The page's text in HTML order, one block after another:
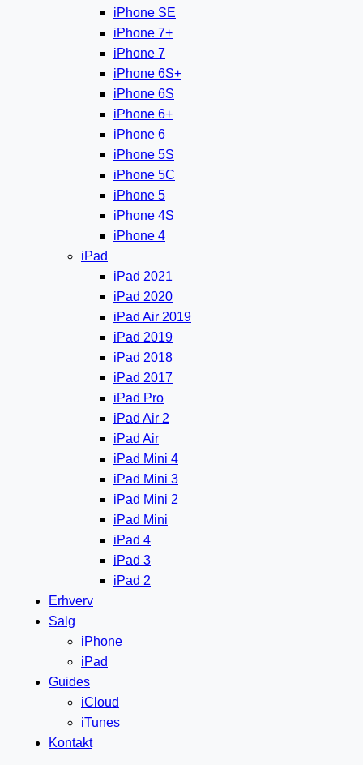
iPhone SE
iPhone 7+
iPhone 7
iPhone 6S+
iPhone 6S
iPhone 6+
iPhone 6
iPhone 5S
iPhone 5C
iPhone 5
iPhone 4S
iPhone 4
iPad
iPad 2021
iPad 2020
iPad Air 2019
iPad 2019
iPad 2018
iPad 2017
iPad Pro
iPad Air 2
iPad Air
iPad Mini 4
iPad Mini 3
iPad Mini 2
iPad Mini
iPad 4
iPad 3
iPad 2
Erhverv
Salg
iPhone
iPad
Guides
iCloud
iTunes
Kontakt